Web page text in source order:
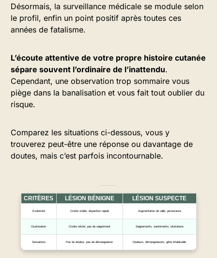
Désormais, la surveillance médicale se module selon
le profil, enfin un point positif après toutes ces
années de fatalisme.
L’écoute attentive de votre propre histoire cutanée
sépare souvent l’ordinaire de l’inattendu.
Cependant, une observation trop sommaire vous
piège dans la banalisation et vous fait tout oublier du
risque.
Comparez les situations ci-dessous, vous y
trouverez peut-être une réponse ou davantage de
doutes, mais c’est parfois incontournable.
CRITÈRES LÉSION BÉNIGNE LÉSION SUSPECTE
Evolutivité Croûte stable, disparition rapide Augmentation de taille, persistance
Cicatrisation Croûte sèche, pas de saignement Saignements, suintements, ulcérations
Sensations Pas de douleur, pas de démangeaison Douleurs, démangeaisons, gêne inhabituelle